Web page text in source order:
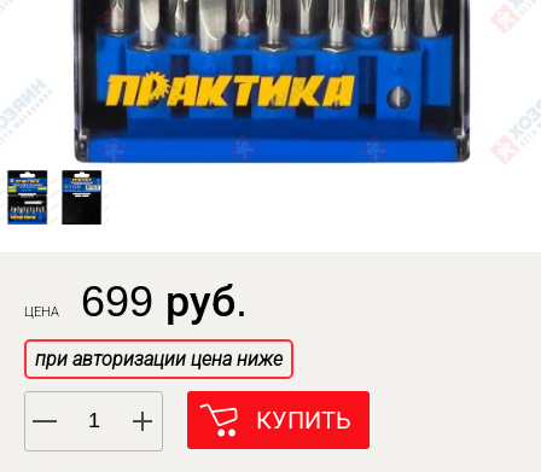
ЦЕНА 699 руб.
при авторизации цена ниже
КУПИТЬ